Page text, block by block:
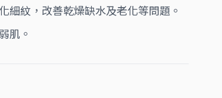
細紋，改善乾燥缺水及老化等問題。
肌。